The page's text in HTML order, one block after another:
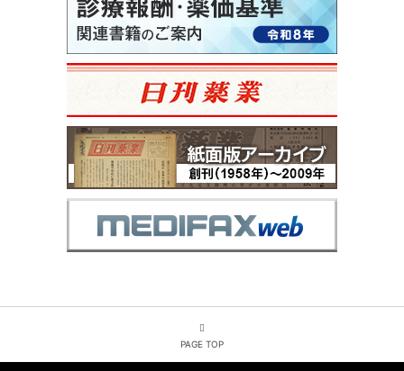
PAGE TOP